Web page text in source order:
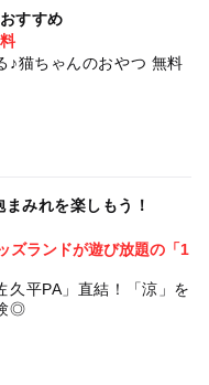
すすめ
♪猫ちゃんのおやつ 無料
みれを楽しもう！
ズランドが遊び放題の「1
久平PA」直結！「涼」を
◎